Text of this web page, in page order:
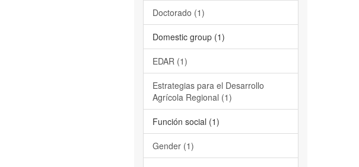
Doctorado (1)
Domestic group (1)
EDAR (1)
Estrategias para el Desarrollo
Agrícola Regional (1)
Función social (1)
Gender (1)